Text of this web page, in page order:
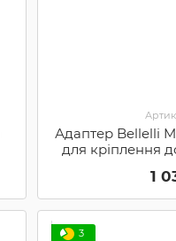
Адаптер Bellelli
для кріплення
1
3